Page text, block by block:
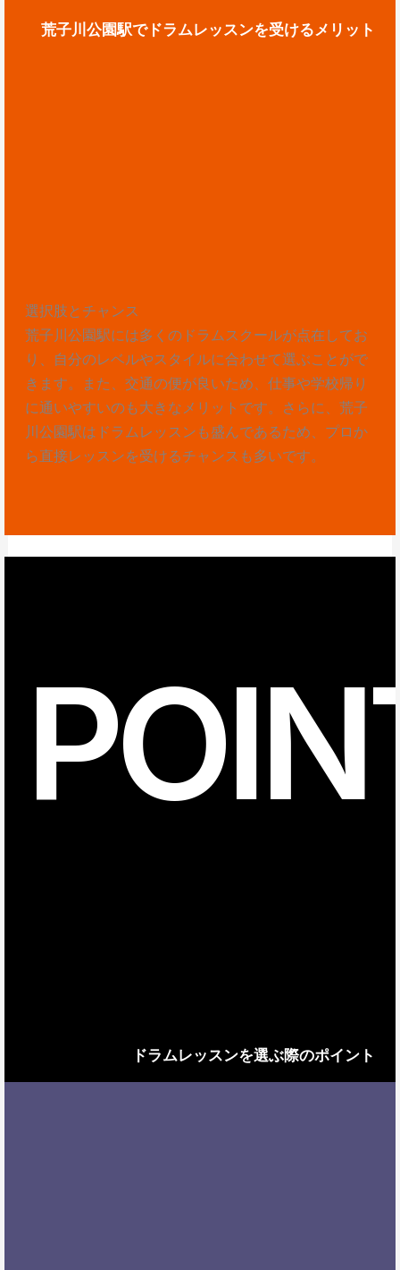
荒子川公園駅でドラムレッスンを受けるメリット
選択肢とチャンス
荒子川公園駅には多くのドラムスクールが点在してお
り、自分のレベルやスタイルに合わせて選ぶことがで
きます。また、交通の便が良いため、仕事や学校帰り
に通いやすいのも大きなメリットです。さらに、荒子
川公園駅はドラムレッスンも盛んであるため、プロか
ら直接レッスンを受けるチャンスも多いです。
ドラムレッスンを選ぶ際のポイント